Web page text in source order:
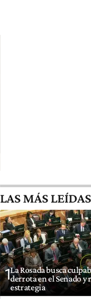
LAS MÁS LEÍDAS
1La Rosada busca
derrota en el Senado y
estrategia